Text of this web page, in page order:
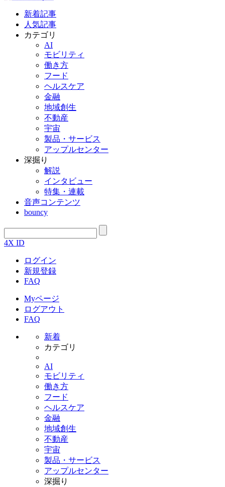
新着記事
人気記事
カテゴリ
AI
モビリティ
働き方
フード
ヘルスケア
金融
地域創生
不動産
宇宙
製品・サービス
アップルセンター
深掘り
解説
インタビュー
特集・連載
音声コンテンツ
bouncy
4X ID
ログイン
新規登録
FAQ
Myページ
ログアウト
FAQ
新着
カテゴリ
AI
モビリティ
働き方
フード
ヘルスケア
金融
地域創生
不動産
宇宙
製品・サービス
アップルセンター
深掘り